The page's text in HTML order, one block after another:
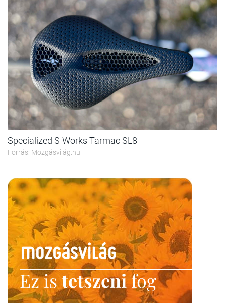
Specialized S-Works Tarmac SL8
Forrás: Mozgásvilág.hu
Ez istetszenifog